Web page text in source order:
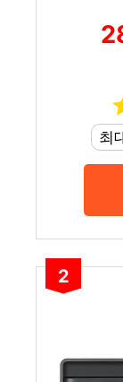
최
2